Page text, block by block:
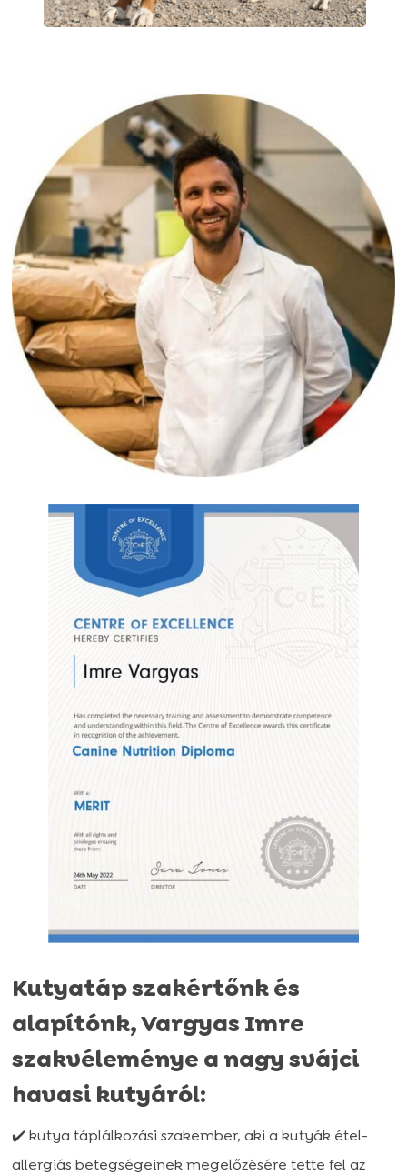
Kutyatáp szakértőnk és
alapítónk, Vargyas Imre
szakvéleménye a nagy svájci
havasi kutyáról:
✔️ kutya táplálkozási szakember, aki a kutyák étel-
allergiás betegségeinek megelőzésére tette fel az